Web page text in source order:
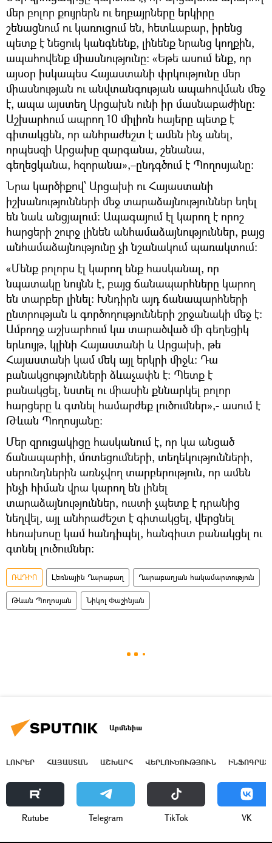
մեր բոլոր քույրերն ու եղբայրները երկիրը
շենացնում ու կառուցում են, հետևաբար, իրենց
պետք է նեցուկ կանգնենք, լինենք նրանց կողքին,
ապահովենք միասնությունը: «Եթե ասում ենք, որ
այսօր իսկապես Հայաստանի փրկությունը մեր
միասնության ու անվտանգության ապահովման մեջ
է, ապա այստեղ Արցախն ունի իր մասնաբաժինը:
Աշխարհում ապրող 10 միլիոն հայերը պետք է
գիտակցեն, որ անհրաժեշտ է ամեն ինչ անել,
որպեսզի Արցախը զարգանա, շենանա,
գեղեցկանա, հզորանա»,–ընդգծում է Պողոսյանը:
Նրա կարծիքով՝ Արցախի ու Հայաստանի
իշխանությունների մեջ տարաձայնություններ եղել
են նաև անցյալում: Ապագայում էլ կարող է որոշ
հարցերի շուրջ լինեն անհամաձայնություններ, բայց
անհամաձայնությունը չի նշանակում պառակտում:
«Մենք բոլորս էլ կարող ենք հասկանալ, որ
նպատակը նույնն է, բայց ճանապարհները կարող
են տարբեր լինել: Խնդիրն այդ ճանապարհների
ընտրության և գործողությունների շրջանակի մեջ է:
Ամբողջ աշխարհում կա տարածված մի գեղեցիկ
երևույթ, կլինի Հայաստանի և Արցախի, թե
Հայաստանի կամ մեկ այլ երկրի միջև: Դա
բանակցությունների ձևաչափն է: Պետք է
բանակցել, նստել ու միասին քննարկել բոլոր
հարցերը և գտնել համարժեք լուծումներ»,- ասում է
Թևան Պողոսյանը:
Մեր զրուցակիցը հասկանում է, որ կա անցած
ճանապարհի, մոտեցումների, տեղեկությունների,
սերունդներին առնչվող տարբերություն, որ ամեն
ինչի հիման վրա կարող են լինել
տարաձայնություններ, ուստի չպետք է դրանից
նեղվել, այլ անհրաժեշտ է գիտակցել, վերցնել
հեռախոսը կամ հանդիպել, հանգիստ բանակցել ու
գտնել լուծումներ:
ՌԱԴԻՈ Լեռնային Ղարաբաղ Ղարաբաղյան հակամարտություն
Թևան Պողոսյան Նիկոլ Փաշինյան
Արմենիա
ԼՈՒՐԵՐ ՀԱՅԱՍՏԱՆ ԱՇԽԱՐՀ ՎԵՐԼՈՒԾՈՒԹՅՈՒՆ
Rutube Telegram ТikТоk VK